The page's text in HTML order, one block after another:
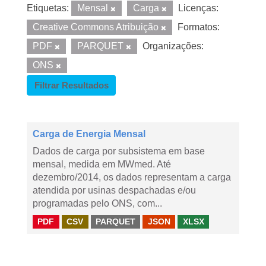
Etiquetas: Mensal Carga
Licenças:
Creative Commons Atribuição
Formatos:
PDF
PARQUET
Organizações:
ONS
Filtrar Resultados
Carga de Energia Mensal
Dados de carga por subsistema em base
mensal, medida em MWmed. Até
dezembro/2014, os dados representam a carga
atendida por usinas despachadas e/ou
programadas pelo ONS, com...
PDF CSV PARQUET JSON XLSX